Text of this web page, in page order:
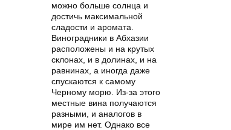
можно больше солнца и
достичь максимальной
сладости и аромата.
Виноградники в Абхазии
расположены и на крутых
склонах, и в долинах, и на
равнинах, а иногда даже
спускаются к самому
Черному морю. Из-за этого
местные вина получаются
разными, и аналогов в
мире им нет. Однако все